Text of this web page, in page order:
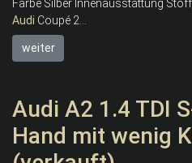
Farbe Silber Innenausstattung
Audi Coupé 2...
weiter
Audi A2 1.4 TDI
Hand mit wenig